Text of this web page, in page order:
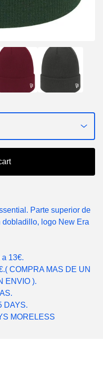
Parte superior de
dobladillo, logo New Era
13€.
COMPRA MAS DE UN
ENVIO ).
DAYS.
MORELESS